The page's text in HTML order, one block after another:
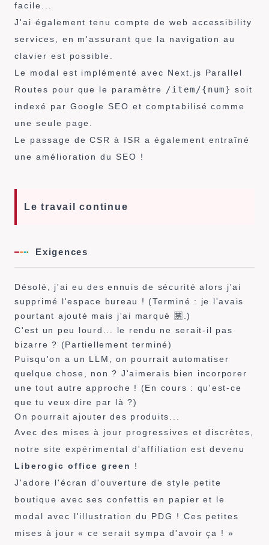
facile...
J'ai également tenu compte de web accessibility
services, en m'assurant que la navigation au
clavier est possible.
Le modal est implémenté avec Next.js Parallel
Routes pour que le paramètre /item/{num} soit
indexé par Google SEO et comptabilisé comme
une seule page.
Le passage de CSR à ISR a également entraîné
une amélioration du SEO !
Le travail continue
Exigences
Désolé, j'ai eu des ennuis de sécurité alors j'ai
supprimé l'espace bureau ! (Terminé : je l'avais
pourtant ajouté mais j'ai marqué 🈲.)
C'est un peu lourd... le rendu ne serait-il pas
bizarre ? (Partiellement terminé)
Puisqu'on a un LLM, on pourrait automatiser
quelque chose, non ? J'aimerais bien incorporer
une tout autre approche ! (En cours : qu'est-ce
que tu veux dire par là ?)
On pourrait ajouter des produits...
Avec des mises à jour progressives et discrètes,
notre site expérimental d'affiliation est devenu
Liberogic office green
!
J'adore l'écran d'ouverture de style petite
boutique avec ses confettis en papier et le
modal avec l'illustration du PDG ! Ces petites
mises à jour « ce serait sympa d'avoir ça ! »